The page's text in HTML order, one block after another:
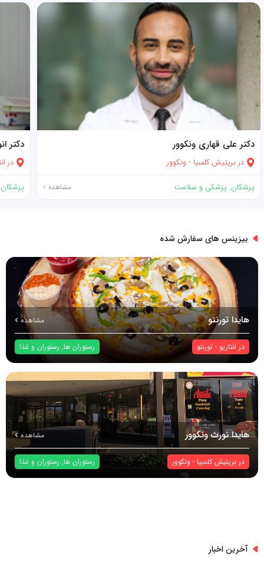
دکتر علی قهاری ونکوور
در بریتیش کلمبیا -ونکوور
پزشکان,پزشکی و سلامت مشاهده
دکتر
در
پزشکان
بیزینس های سفارش شده
هایدا تورنتو مشاهده
در انتاریو - تورنتو رستوران ها, رستوران و غذا
هایدا نورث ونکوور مشاهده
در بریتیش کلمبیا - ونکوور رستوران ها, رستوران و غذا
آخرین اخبار